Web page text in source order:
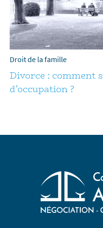
Droit de la famille
Divorce : comment
d’occupation ?